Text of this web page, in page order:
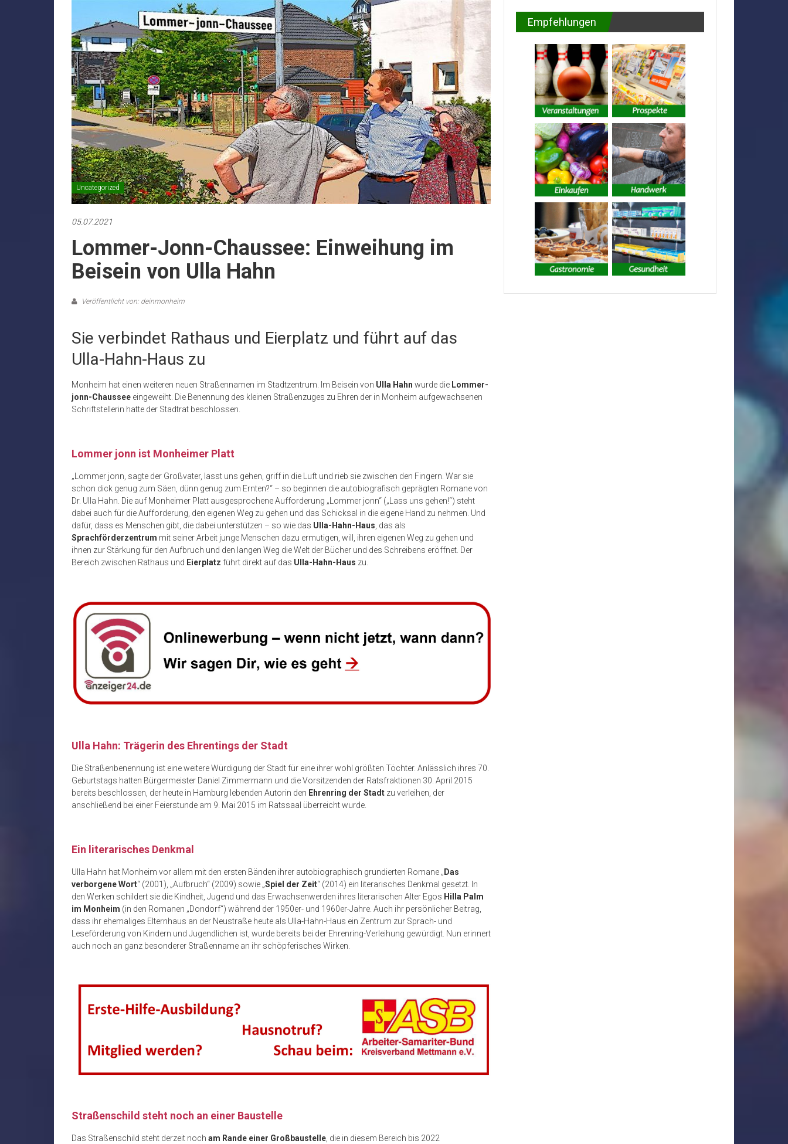
Uncategorized
05.07.2021
Lommer-Jonn-Chaussee: Einweihung im
Beisein von Ulla Hahn
Veröffentlicht von: deinmonheim
Sie verbindet Rathaus und Eierplatz und führt auf das
Ulla-Hahn-Haus zu
Monheim hat einen weiteren neuen Straßennamen im Stadtzentrum. Im Beisein von Ulla Hahn wurde die Lommer-
jonn-Chaussee eingeweiht. Die Benennung des kleinen Straßenzuges zu Ehren der in Monheim aufgewachsenen
Schriftstellerin hatte der Stadtrat beschlossen.
Lommer jonn ist Monheimer Platt
„Lommer jonn, sagte der Großvater, lasst uns gehen, griff in die Luft und rieb sie zwischen den Fingern. War sie
schon dick genug zum Säen, dünn genug zum Ernten?“ – so beginnen die autobiografisch geprägten Romane von
Dr. Ulla Hahn. Die auf Monheimer Platt ausgesprochene Aufforderung „Lommer jonn“ („Lass uns gehen!“) steht
dabei auch für die Aufforderung, den eigenen Weg zu gehen und das Schicksal in die eigene Hand zu nehmen. Und
dafür, dass es Menschen gibt, die dabei unterstützen – so wie das Ulla-Hahn-Haus , das als
Sprachförderzentrum mit seiner Arbeit junge Menschen dazu ermutigen, will, ihren eigenen Weg zu gehen und
ihnen zur Stärkung für den Aufbruch und den langen Weg die Welt der Bücher und des Schreibens eröffnet. Der
Bereich zwischen Rathaus und Eierplatz führt direkt auf das Ulla-Hahn-Haus zu.
Ulla Hahn: Trägerin des Ehrentings der Stadt
Die Straßenbenennung ist eine weitere Würdigung der Stadt für eine ihrer wohl größten Töchter. Anlässlich ihres 70.
Geburtstags hatten Bürgermeister Daniel Zimmermann und die Vorsitzenden der Ratsfraktionen 30. April 2015
bereits beschlossen, der heute in Hamburg lebenden Autorin den Ehrenring der Stadt zu verleihen, der
anschließend bei einer Feierstunde am 9. Mai 2015 im Ratssaal überreicht wurde.
Ein literarisches Denkmal
Ulla Hahn hat Monheim vor allem mit den ersten Bänden ihrer autobiographisch grundierten Romane „ Das
verborgene Wort“ (2001), „Aufbruch“ (2009) sowie „Spiel der Zeit“ (2014) ein literarisches Denkmal gesetzt. In
den Werken schildert sie die Kindheit, Jugend und das Erwachsenwerden ihres literarischen Alter Egos Hilla Palm
im Monheim (in den Romanen „Dondorf“) während der 1950er- und 1960er-Jahre. Auch ihr persönlicher Beitrag,
dass ihr ehemaliges Elternhaus an der Neustraße heute als Ulla-Hahn-Haus ein Zentrum zur Sprach- und
Leseförderung von Kindern und Jugendlichen ist, wurde bereits bei der Ehrenring-Verleihung gewürdigt. Nun erinnert
auch noch an ganz besonderer Straßenname an ihr schöpferisches Wirken.
Straßenschild steht noch an einer Baustelle
Das Straßenschild steht derzeit noch am Rande einer Großbaustelle, die in diesem Bereich bis 2022
Empfehlungen